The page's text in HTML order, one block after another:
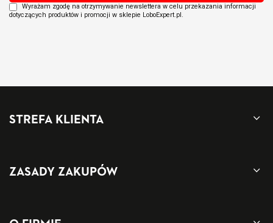
Wyrażam zgodę na otrzymywanie newslettera w celu przekazania informacji
dotyczących produktów i promocji w sklepie LoboExpert.pl.
STREFA KLIENTA
ZASADY ZAKUPÓW